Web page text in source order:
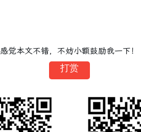
感觉本文不错，不妨小额鼓励我一下！
打赏